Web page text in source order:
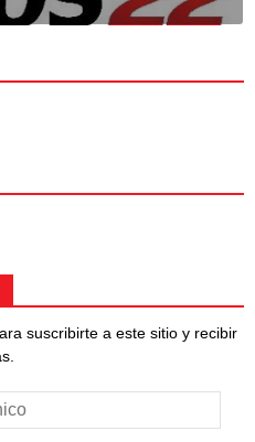
suscribirte a este sitio y recibir